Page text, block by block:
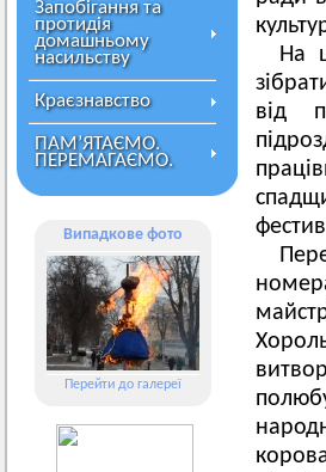
Запобігання та
протидія
домашньому
насильству
Краєзнавство
ПАМ’ЯТАЄМО.
ПЕРЕМАГАЄМО.
Випадкове фото
Перейти до галереї
На
від